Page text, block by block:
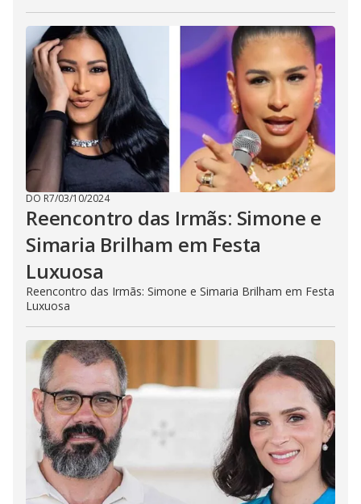
DO R7/03/10/2024
Reencontro das Irmãs: Simone e
Simaria Brilham em Festa
Luxuosa
Reencontro das Irmãs: Simone e Simaria Brilham em Festa
Luxuosa